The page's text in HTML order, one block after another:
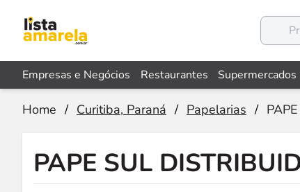
Empresas e Negócios Restaurantes Supermercados
Home / Curitiba, Paraná / Papelarias /
PAPE SUL